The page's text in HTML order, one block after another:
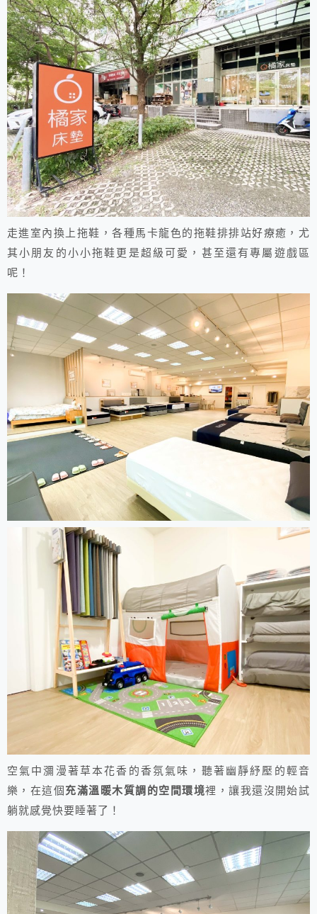
走進室內換上拖鞋，各種馬卡龍色的拖鞋排排站好療癒，尤
其小朋友的小小拖鞋更是超級可愛，甚至還有專屬遊戲區
呢！
空氣中瀰漫著草本花香的香氛氣味，聽著幽靜紓壓的輕音
樂，在這個 充滿溫暖木質調的空間環境裡，讓我還沒開始試
躺就感覺快要睡著了！